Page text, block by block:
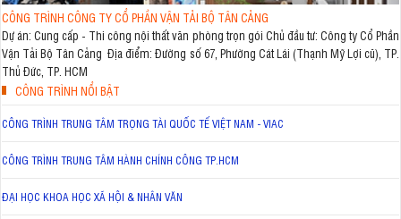
CÔNG TRÌNH CÔNG TY CỔ PHẦN VẬN TẢI BỘ TÂN CẢNG
Dự án: Cung cấp - Thi công nội thất văn phòng trọn gói Chủ đầu tư: Công ty Cổ Phần
Vận Tải Bộ Tân Cảng Địa điểm: Đường số 67, Phường Cát Lái (Thạnh Mỹ Lợi cũ), TP.
Thủ Đức, TP. HCM
CÔNG TRÌNH NỔI BẬT
CÔNG TRÌNH TRUNG TÂM TRỌNG TÀI QUỐC TẾ VIỆT NAM - VIAC
CÔNG TRÌNH TRUNG TÂM HÀNH CHÍNH CÔNG TP.HCM
ĐẠI HỌC KHOA HỌC XÃ HỘI & NHÂN VĂN